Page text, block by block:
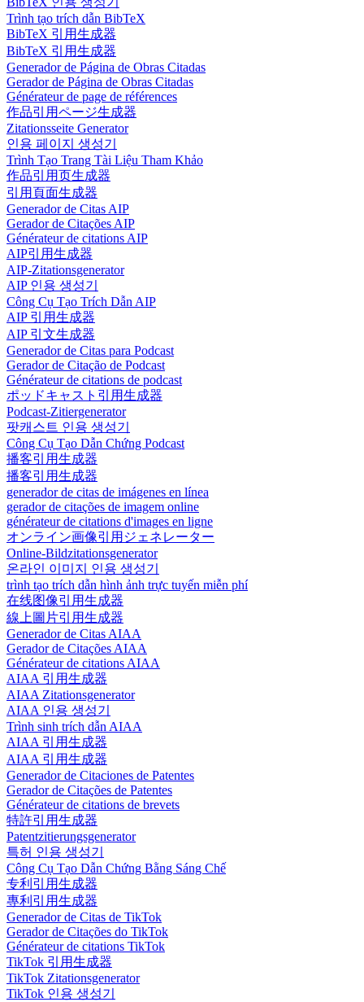
Trình tạo trích dẫn BibTeX
BibTeX 引用生成器
BibTeX 引用生成器
Generador de Página de Obras Citadas
Gerador de Página de Obras Citadas
Générateur de page de références
作品引用ページ生成器
Zitationsseite Generator
인용 페이지 생성기
Trình Tạo Trang Tài Liệu Tham Khảo
作品引用页生成器
引用頁面生成器
Generador de Citas AIP
Gerador de Citações AIP
Générateur de citations AIP
AIP引用生成器
AIP-Zitationsgenerator
AIP 인용 생성기
Công Cụ Tạo Trích Dẫn AIP
AIP 引用生成器
AIP 引文生成器
Generador de Citas para Podcast
Gerador de Citação de Podcast
Générateur de citations de podcast
ポッドキャスト引用生成器
Podcast-Zitiergenerator
팟캐스트 인용 생성기
Công Cụ Tạo Dẫn Chứng Podcast
播客引用生成器
播客引用生成器
generador de citas de imágenes en línea
gerador de citações de imagem online
générateur de citations d'images en ligne
オンライン画像引用ジェネレーター
Online-Bildzitationsgenerator
온라인 이미지 인용 생성기
trình tạo trích dẫn hình ảnh trực tuyến miễn phí
在线图像引用生成器
線上圖片引用生成器
Generador de Citas AIAA
Gerador de Citações AIAA
Générateur de citations AIAA
AIAA 引用生成器
AIAA Zitationsgenerator
AIAA 인용 생성기
Trình sinh trích dẫn AIAA
AIAA 引用生成器
AIAA 引用生成器
Generador de Citaciones de Patentes
Gerador de Citações de Patentes
Générateur de citations de brevets
特許引用生成器
Patentzitierungsgenerator
특허 인용 생성기
Công Cụ Tạo Dẫn Chứng Bằng Sáng Chế
专利引用生成器
專利引用生成器
Generador de Citas de TikTok
Gerador de Citações do TikTok
Générateur de citations TikTok
TikTok 引用生成器
TikTok Zitationsgenerator
TikTok 인용 생성기